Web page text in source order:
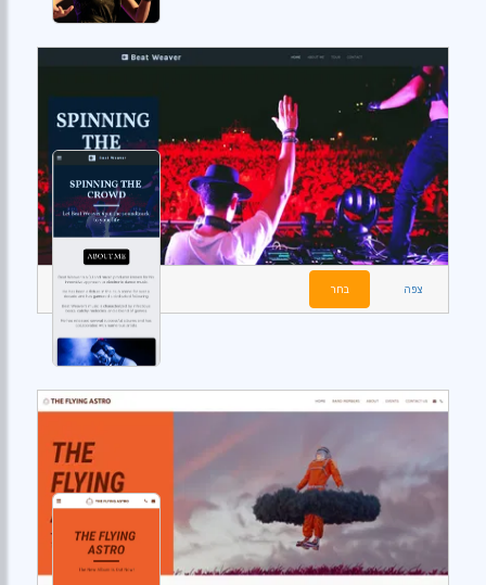
צפה בחר